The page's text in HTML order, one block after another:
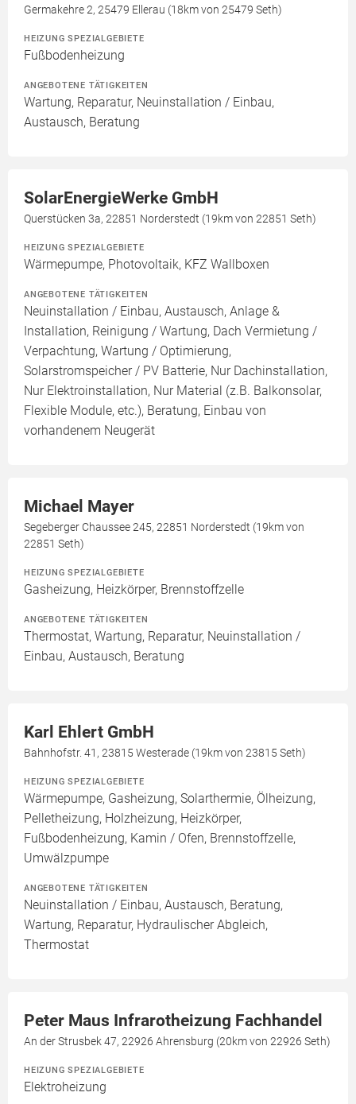
Germakehre 2, 25479 Ellerau (18km von 25479 Seth)
HEIZUNG SPEZIALGEBIETE
Fußbodenheizung
ANGEBOTENE TÄTIGKEITEN
Wartung, Reparatur, Neuinstallation / Einbau,
Austausch, Beratung
SolarEnergieWerke GmbH
Querstücken 3a, 22851 Norderstedt (19km von 22851 Seth)
HEIZUNG SPEZIALGEBIETE
Wärmepumpe, Photovoltaik, KFZ Wallboxen
ANGEBOTENE TÄTIGKEITEN
Neuinstallation / Einbau, Austausch, Anlage &
Installation, Reinigung / Wartung, Dach Vermietung /
Verpachtung, Wartung / Optimierung,
Solarstromspeicher / PV Batterie, Nur Dachinstallation,
Nur Elektroinstallation, Nur Material (z.B. Balkonsolar,
Flexible Module, etc.), Beratung, Einbau von
vorhandenem Neugerät
Michael Mayer
Segeberger Chaussee 245, 22851 Norderstedt (19km von
22851 Seth)
HEIZUNG SPEZIALGEBIETE
Gasheizung, Heizkörper, Brennstoffzelle
ANGEBOTENE TÄTIGKEITEN
Thermostat, Wartung, Reparatur, Neuinstallation /
Einbau, Austausch, Beratung
Karl Ehlert GmbH
Bahnhofstr. 41, 23815 Westerade (19km von 23815 Seth)
HEIZUNG SPEZIALGEBIETE
Wärmepumpe, Gasheizung, Solarthermie, Ölheizung,
Pelletheizung, Holzheizung, Heizkörper,
Fußbodenheizung, Kamin / Ofen, Brennstoffzelle,
Umwälzpumpe
ANGEBOTENE TÄTIGKEITEN
Neuinstallation / Einbau, Austausch, Beratung,
Wartung, Reparatur, Hydraulischer Abgleich,
Thermostat
Peter Maus Infrarotheizung Fachhandel
An der Strusbek 47, 22926 Ahrensburg (20km von 22926 Seth)
HEIZUNG SPEZIALGEBIETE
Elektroheizung